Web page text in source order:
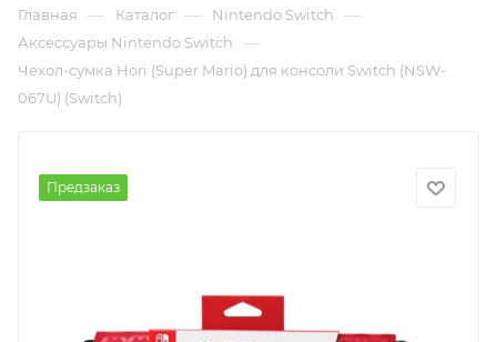
Главная — Каталог — Nintendo Switch —
Аксессуары Nintendo Switch —
Чехол-сумка Hori (Super Mario) для консоли Switch (NSW-
067U) (Switch)
Предзаказ